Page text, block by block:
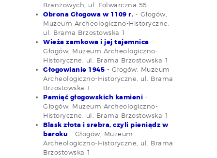
Branżowych, ul. Folwarczna 55
Obrona Głogowa w 1109 r. - Głogów,
Muzeum Archeologiczno-Historyczne,
ul. Brama Brzostowska 1
Wieża zamkowa i jej tajemnica -
Głogów, Muzeum Archeologiczno-
Historyczne, ul. Brama Brzostowska 1
Głogowianie 1945 - Głogów, Muzeum
Archeologiczno-Historyczne, ul. Brama
Brzostowska 1
Pamięć głogowskich kamieni -
Głogów, Muzeum Archeologiczno-
Historyczne, ul. Brama Brzostowska 1
Blask złota i srebra, czyli pieniądz w
baroku - Głogów, Muzeum
Archeologiczno-Historyczne, ul. Brama
Brzostowska 1